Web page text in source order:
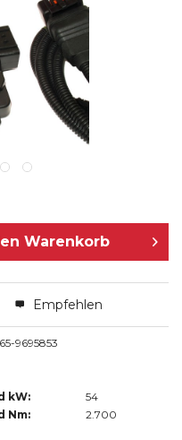
Warenkorb
Empfehlen
9695853
kW:
54
Nm:
2.700